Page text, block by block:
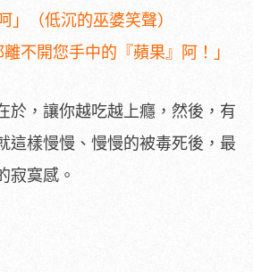
」（低沉的巫婆笑聲）
離不開您手中的『蘋果』阿！」
於，讓你越吃越上癮，然後，有
這樣慢慢、慢慢的被毒死後，最
寂寞感。